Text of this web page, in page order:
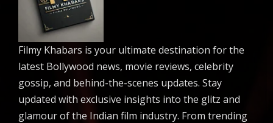
Filmy Khabars is your ultimate destination for the
latest Bollywood news, movie reviews, celebrity
gossip, and behind-the-scenes updates. Stay
updated with exclusive insights into the glitz and
glamour of the Indian film industry. From trending